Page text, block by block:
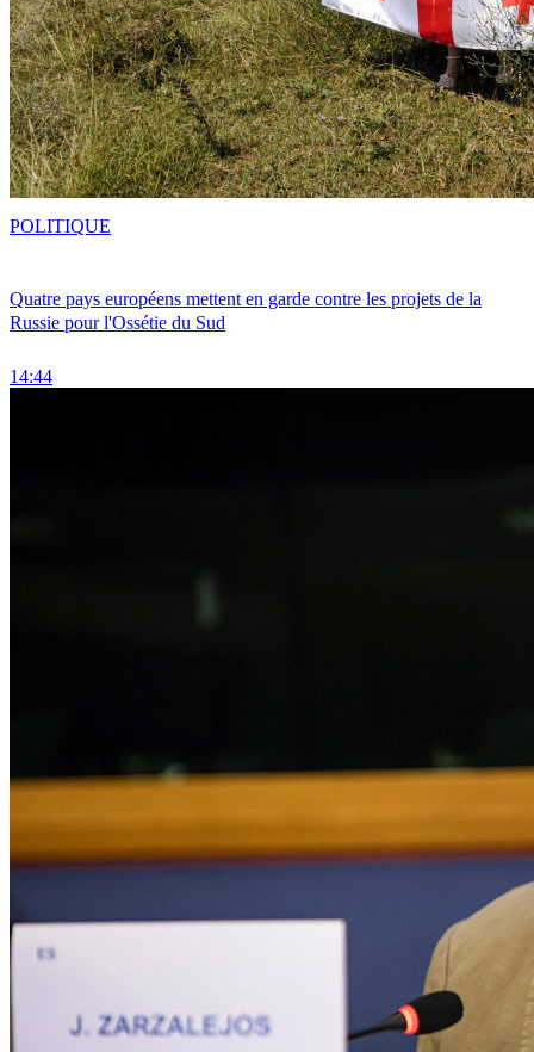
Quatre pays européens mettent en garde contre les projets de la
Russie pour l'Ossétie du Sud
14:44
POLITIQUE